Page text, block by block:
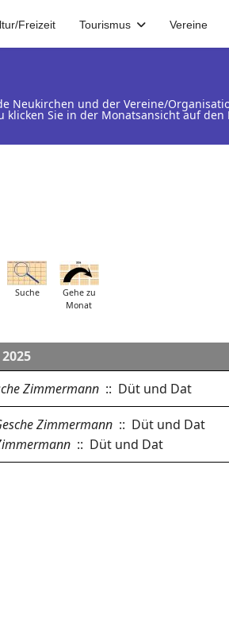
Freizeit Tourismus Vereine
Neukirchen und der Vereine/
Sie in der Monatsansicht auf
Suche
Gehe zu
Monat
Zimmermann:: Düt und Dat
Zimmermann:: Düt und Dat
:: Düt und Dat